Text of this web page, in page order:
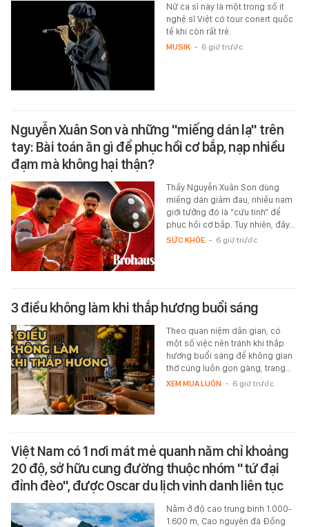
Nữ ca sĩ này là một trong số ít
nghệ sĩ Việt có tour conert quốc
tế khi còn rất trẻ.
MUSIK - 6 giờ trước
Nguyễn Xuân Son và những "miếng dán lạ" trên
tay: Bài toán ăn gì để phục hồi cơ bắp, nạp nhiều
đạm mà không hại thận?
Thấy Nguyễn Xuân Son dùng
miếng dán giảm đau, nhiều nam
giới tưởng đó là "cứu tinh" để
phục hồi cơ bắp. Tuy nhiên, đây…
SỨC KHỎE - 6 giờ trước
3 điều không làm khi thắp hương buổi sáng
Theo quan niệm dân gian, có
một số việc nên tránh khi thắp
hương buổi sáng để không gian
thờ cúng luôn gọn gàng, trang…
XEM MUA LUÔN - 6 giờ trước
Việt Nam có 1 nơi mát mẻ quanh năm chỉ khoảng
20 độ, sở hữu cung đường thuộc nhóm "tứ đại
đỉnh đèo", được Oscar du lịch vinh danh liên tục
Nằm ở độ cao trung bình 1.000-
1.600 m, Cao nguyên đá Đồng